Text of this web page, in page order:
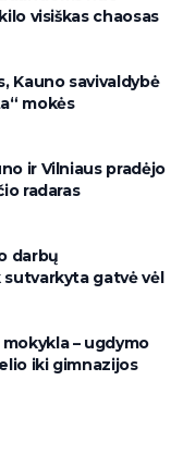
visiškas chaosas
Kauno savivaldybė
mokės
ir Vilniaus pradėjo
radaras
darbų
gatvė vėl
– ugdymo
iki gimnazijos